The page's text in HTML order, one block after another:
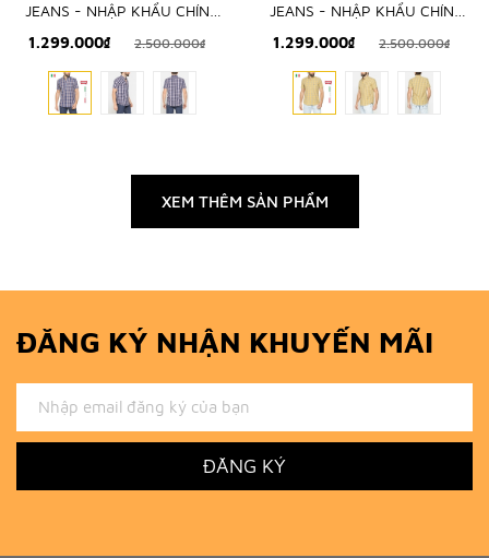
JEANS - NHẬP KHẨU CHÍNH
NGẠCH TỪ Ý
1.299.000₫ 2.500.000₫
JEANS - NHẬP KHẨU CHÍNH
NGẠCH TỪ Ý
1.299.000₫ 2.500.000₫
XEM THÊM SẢN PHẨM
ĐĂNG KÝ NHẬN KHUYẾN MÃI
ĐĂNG KÝ